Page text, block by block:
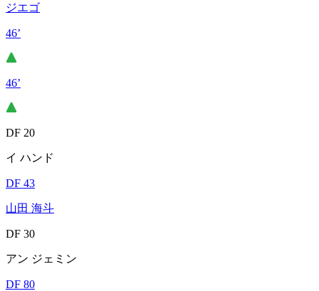
ジエゴ
46’
46’
DF 20
イ ハンド
DF 43
山田 海斗
DF 30
アン ジェミン
DF 80